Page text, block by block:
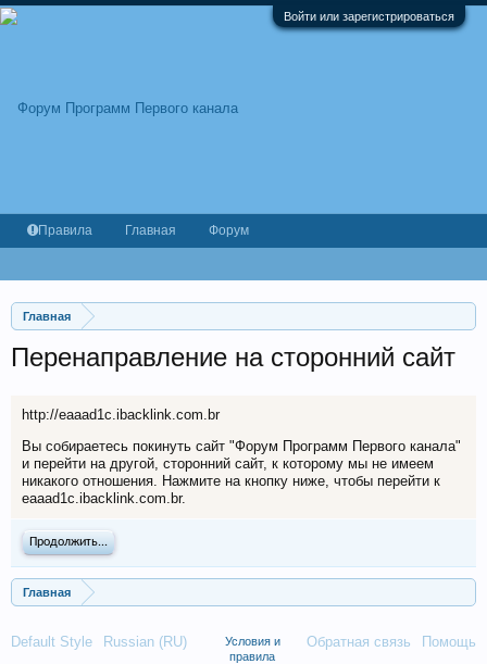
Войти или зарегистрироваться
Главная
Перенаправление на сторонний сайт
http://eaaad1c.ibacklink.com.br
Вы собираетесь покинуть сайт "Форум Программ Первого канала"
и перейти на другой, сторонний сайт, к которому мы не имеем
никакого отношения. Нажмите на кнопку ниже, чтобы перейти к
eaaad1c.ibacklink.com.br.
Продолжить...
Главная
Правила Главная Форум
Default Style Russian (RU) Обратная связь Помощь
Условия и
правила